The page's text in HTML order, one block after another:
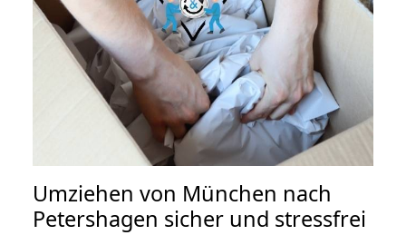
Umziehen von München nach
Petershagen sicher und stressfrei